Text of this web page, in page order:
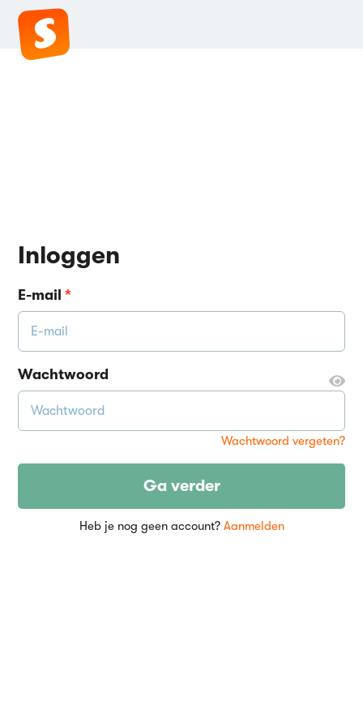
Inloggen
E-mail*
Wachtwoord
Wachtwoord vergeten?
Ga verder
Heb je nog geen account? Aanmelden